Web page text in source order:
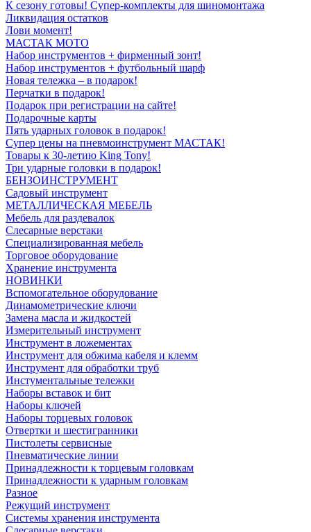
К сезону готовы! Супер-комплекты для шиномонтажа
Ликвидация остатков
Лови момент!
МАСТАК МОТО
Набор инструментов + фирменный зонт!
Набор инструментов + футбольный шарф
Новая тележка – в подарок!
Перчатки в подарок!
Подарок при регистрации на сайте!
Подарочные карты
Пять ударных головок в подарок!
Супер цены на пневмоинструмент МАСТАК!
Товары к 30-летию King Tony!
Три ударные головки в подарок!
БЕНЗОИНСТРУМЕНТ
Садовый инструмент
МЕТАЛЛИЧЕСКАЯ МЕБЕЛЬ
Мебель для раздевалок
Слесарные верстаки
Специализированная мебель
Торговое оборудование
Хранение инструмента
НОВИНКИ
Вспомогательное оборудование
Динамометрические ключи
Замена масла и жидкостей
Измерительный инструмент
Инструмент в ложементах
Инструмент для обжима кабеля и клемм
Инструмент для обработки труб
Инстументальные тележки
Наборы вставок и бит
Наборы ключей
Наборы торцевых головок
Отвертки и шестигранники
Пистолеты сервисные
Пневматические линии
Принадлежности к торцевым головкам
Принадлежности к ударным головкам
Разное
Режущий инструмент
Системы хранения инструмента